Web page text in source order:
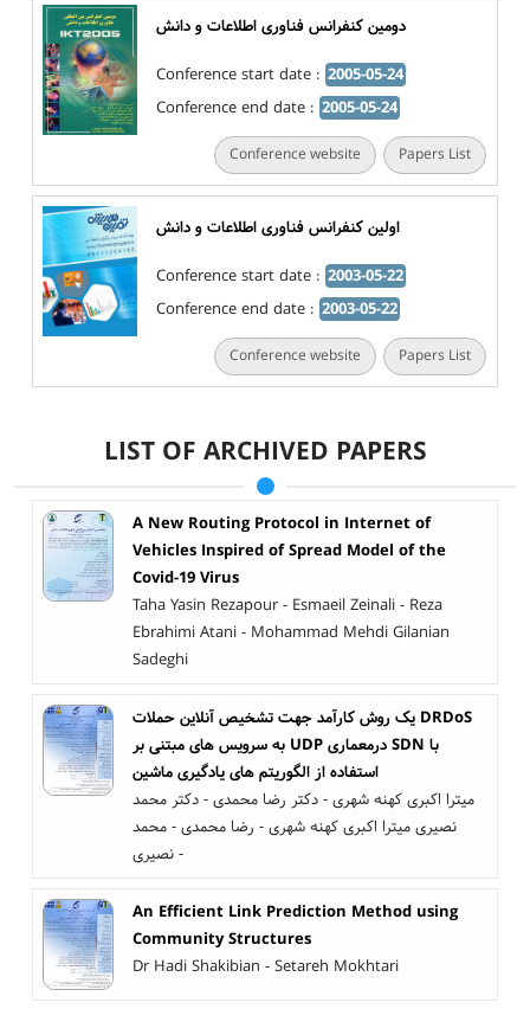
دومین کنفرانس فناوری اطلاعات و دانش
Conference start date : 2005-05-24
Conference end date : 2005-05-24
Conference website Papers List
اولین کنفرانس فناوری اطلاعات و دانش
Conference start date : 2003-05-22
Conference end date : 2003-05-22
Conference website Papers List
LIST OF ARCHIVED PAPERS
A New Routing Protocol in Internet of
Vehicles Inspired of Spread Model of the
Covid-19 Virus
Taha Yasin Rezapour - Esmaeil Zeinali - Reza
Ebrahimi Atani - Mohammad Mehdi Gilanian
Sadeghi
یک روش کارآمد جهت تشخیص آنلاین حملات DRDoS
به سرویس های مبتنی بر UDP درمعماری SDN با
استفاده از الگوریتم های یادگیری ماشین
میترا اکبری کهنه شهری - دکتر رضا محمدی - دکتر محمد
نصیری میترا اکبری کهنه شهری - رضا محمدی - محمد
نصیری -
An Efficient Link Prediction Method using
Community Structures
Dr Hadi Shakibian - Setareh Mokhtari